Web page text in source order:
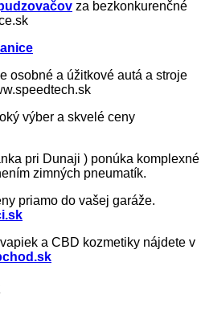
za bezkonkurenčné
osobné a úžitkové autá a stroje
výber a skvelé ceny
pri Dunaji ) ponúka komplexné
zimných pneumatík.
priamo do vašej garáže.
a CBD kozmetiky nájdete v